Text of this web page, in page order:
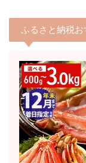
ふるさと納税お